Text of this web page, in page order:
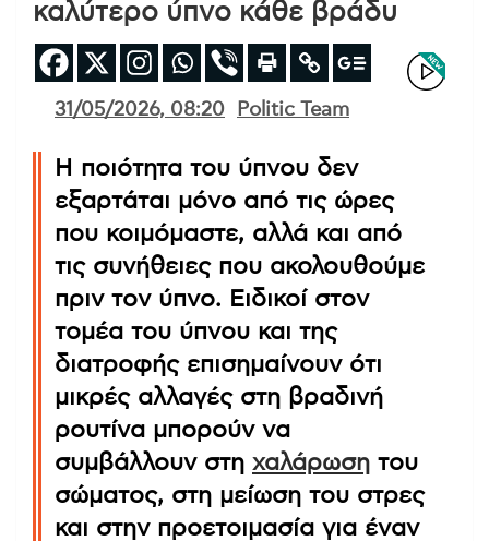
καλύτερο ύπνο κάθε βράδυ
31/05/2026, 08:20 Politic Team
Η ποιότητα του ύπνου δεν
εξαρτάται μόνο από τις ώρες
που κοιμόμαστε, αλλά και από
τις συνήθειες που ακολουθούμε
πριν τον ύπνο. Ειδικοί στον
τομέα του ύπνου και της
διατροφής επισημαίνουν ότι
μικρές αλλαγές στη βραδινή
ρουτίνα μπορούν να
συμβάλλουν στη χαλάρωση του
σώματος, στη μείωση του στρες
και στην προετοιμασία για έναν